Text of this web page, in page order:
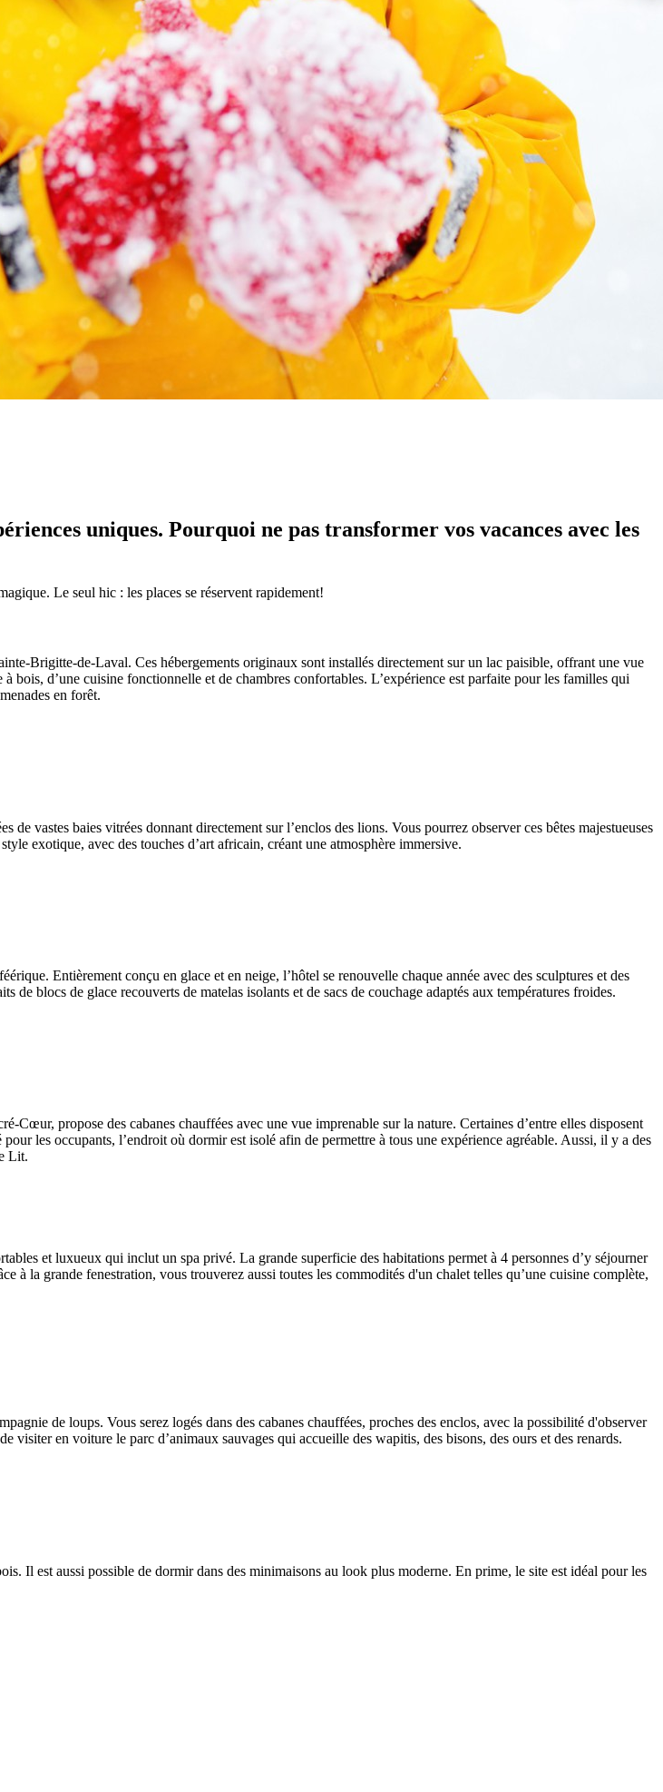
uniques. Pourquoi ne pas transformer vos vacances avec les
Le seul hic : les places se réservent rapidement!
Brigitte-de-Laval. Ces hébergements originaux sont installés directement sur un lac paisible, offrant une vue
bois, d’une cuisine fonctionnelle et de chambres confortables. L’expérience est parfaite pour les familles qui
en forêt.
vastes baies vitrées donnant directement sur l’enclos des lions. Vous pourrez observer ces bêtes majestueuses
exotique, avec des touches d’art africain, créant une atmosphère immersive.
Entièrement conçu en glace et en neige, l’hôtel se renouvelle chaque année avec des sculptures et des
de blocs de glace recouverts de matelas isolants et de sacs de couchage adaptés aux températures froides.
Cœur, propose des cabanes chauffées avec une vue imprenable sur la nature. Certaines d’entre elles disposent
les occupants, l’endroit où dormir est isolé afin de permettre à tous une expérience agréable. Aussi, il y a des
Lit.
et luxueux qui inclut un spa privé. La grande superficie des habitations permet à 4 personnes d’y séjourner
la grande fenestration, vous trouverez aussi toutes les commodités d'un chalet telles qu’une cuisine complète,
de loups. Vous serez logés dans des cabanes chauffées, proches des enclos, avec la possibilité d'observer
en voiture le parc d’animaux sauvages qui accueille des wapitis, des bisons, des ours et des renards.
Il est aussi possible de dormir dans des minimaisons au look plus moderne. En prime, le site est idéal pour les